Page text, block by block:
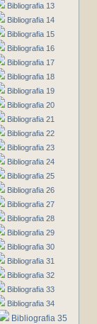
Bibliografia 13
Bibliografia 14
Bibliografia 15
Bibliografia 16
Bibliografia 17
Bibliografia 18
Bibliografia 19
Bibliografia 20
Bibliografia 21
Bibliografia 22
Bibliografia 23
Bibliografia 24
Bibliografia 25
Bibliografia 26
Bibliografia 27
Bibliografia 28
Bibliografia 29
Bibliografia 30
Bibliografia 31
Bibliografia 32
Bibliografia 33
Bibliografia 34
Bibliografia 35